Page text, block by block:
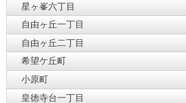
星ヶ峯六丁目
自由ヶ丘一丁目
自由ヶ丘二丁目
希望ケ丘町
小原町
皇徳寺台一丁目